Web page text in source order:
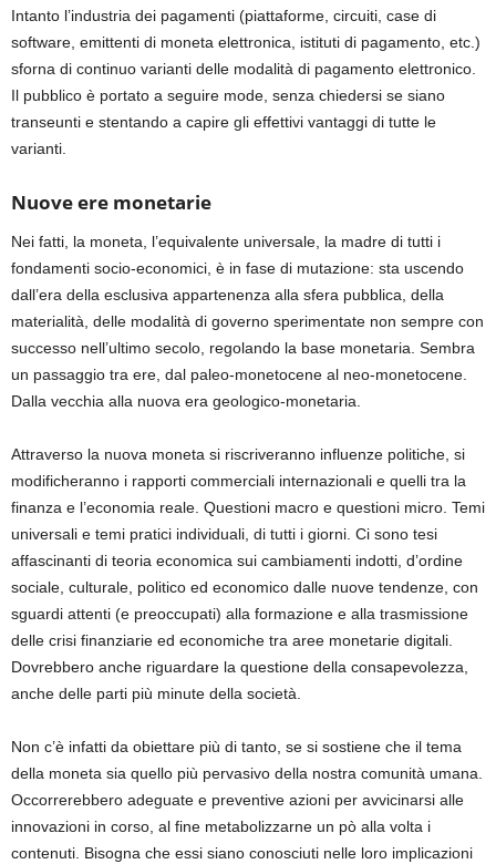
Intanto l’industria dei pagamenti (piattaforme, circuiti, case di
software, emittenti di moneta elettronica, istituti di pagamento, etc.)
sforna di continuo varianti delle modalità di pagamento elettronico.
Il pubblico è portato a seguire mode, senza chiedersi se siano
transeunti e stentando a capire gli effettivi vantaggi di tutte le
varianti.
Nuove ere monetarie
Nei fatti, la moneta, l’equivalente universale, la madre di tutti i
fondamenti socio-economici, è in fase di mutazione: sta uscendo
dall’era della esclusiva appartenenza alla sfera pubblica, della
materialità, delle modalità di governo sperimentate non sempre con
successo nell’ultimo secolo, regolando la base monetaria. Sembra
un passaggio tra ere, dal paleo-monetocene al neo-monetocene.
Dalla vecchia alla nuova era geologico-monetaria.
Attraverso la nuova moneta si riscriveranno influenze politiche, si
modificheranno i rapporti commerciali internazionali e quelli tra la
finanza e l’economia reale. Questioni macro e questioni micro. Temi
universali e temi pratici individuali, di tutti i giorni. Ci sono tesi
affascinanti di teoria economica sui cambiamenti indotti, d’ordine
sociale, culturale, politico ed economico dalle nuove tendenze, con
sguardi attenti (e preoccupati) alla formazione e alla trasmissione
delle crisi finanziarie ed economiche tra aree monetarie digitali.
Dovrebbero anche riguardare la questione della consapevolezza,
anche delle parti più minute della società.
Non c’è infatti da obiettare più di tanto, se si sostiene che il tema
della moneta sia quello più pervasivo della nostra comunità umana.
Occorrerebbero adeguate e preventive azioni per avvicinarsi alle
innovazioni in corso, al fine metabolizzarne un pò alla volta i
contenuti. Bisogna che essi siano conosciuti nelle loro implicazioni